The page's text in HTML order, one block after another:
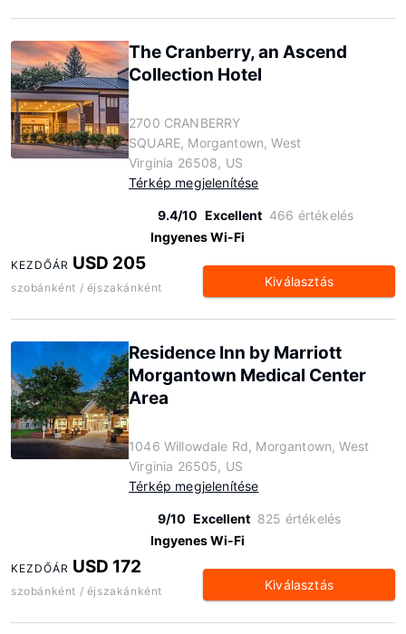
The Cranberry, an Ascend
Collection Hotel
2700 CRANBERRY
SQUARE, Morgantown, West
Virginia 26508, US
Térkép megjelenítése
9.4/10 Excellent 466 értékelés
Ingyenes Wi-Fi
KEZDŐÁR USD 205
szobánként / éjszakánként Kiválasztás
Residence Inn by Marriott
Morgantown Medical Center
Area
1046 Willowdale Rd, Morgantown, West
Virginia 26505, US
Térkép megjelenítése
9/10 Excellent 825 értékelés
Ingyenes Wi-Fi
KEZDŐÁR USD 172
szobánként / éjszakánként Kiválasztás